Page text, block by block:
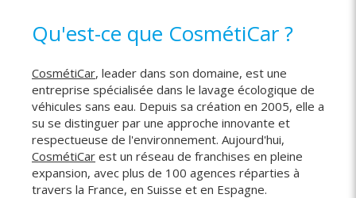
Qu'est-ce que CosmétiCar ?
CosmétiCar, leader dans son domaine, est une
entreprise spécialisée dans le lavage écologique de
véhicules sans eau. Depuis sa création en 2005, elle a
su se distinguer par une approche innovante et
respectueuse de l'environnement. Aujourd'hui,
CosmétiCar est un réseau de franchises en pleine
expansion, avec plus de 100 agences réparties à
travers la France, en Suisse et en Espagne.